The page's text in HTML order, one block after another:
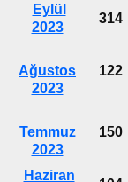
Eylül
2023
314
Ağustos
2023
122
Temmuz
2023
150
Haziran